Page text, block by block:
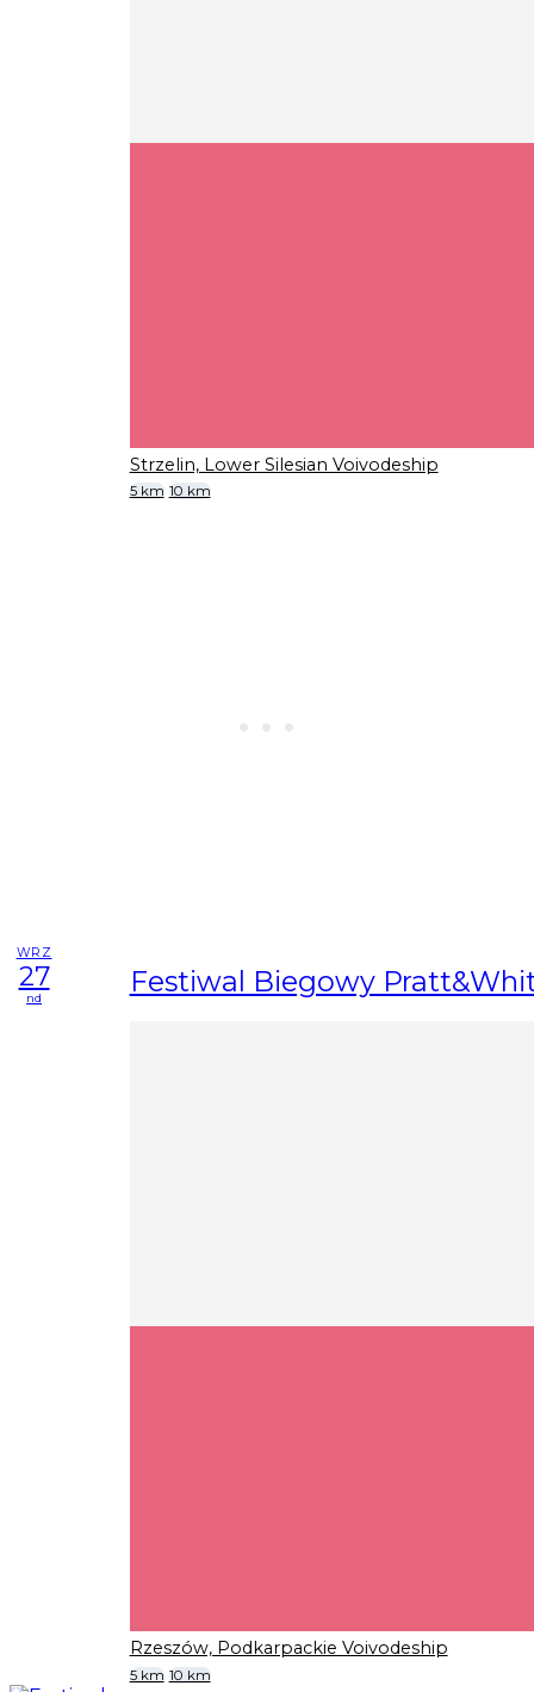
Strzelin, Lower Silesian Voivodeship
5 km 10 km
WRZ
27
nd Festiwal Biegowy
Rzeszów, Podkarpackie Voivodeship
5 km 10 km